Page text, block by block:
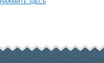
НАЖМИТЕ ЗДЕСЬ